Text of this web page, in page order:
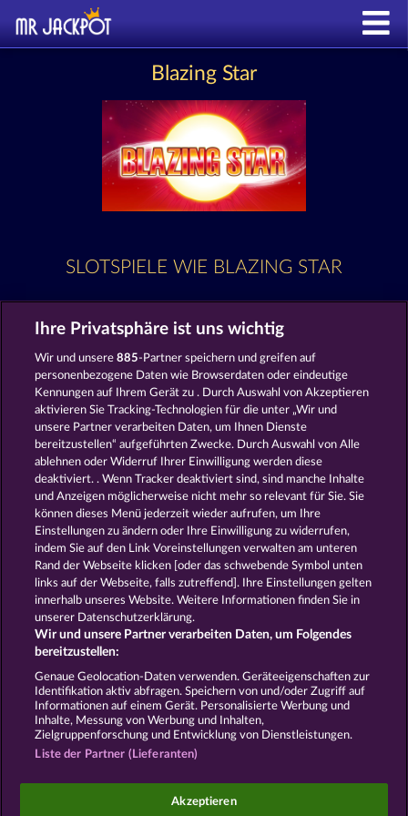
Blazing Star
SLOTSPIELE WIE BLAZING STAR
Back to the Fruits RoAR Fancy Fruits RoAR
Explodiac Maxi Play 40 Sevens Diamond Treasures
AGB Datenschutz und Cookie Richtlinien
Impressum
Widerruf einreichen
Social Casino Spiele dienen der reinen Unterhaltung
Ihre Privatsphäre ist uns wichtig
Wir und unsere885-Partner speichern und greifen auf
personenbezogene Daten wie Browserdaten oder eindeutige
Kennungen auf Ihrem Gerät zu . Durch Auswahl von Akzeptieren
aktivieren Sie Tracking-Technologien für die unter „Wir und
unsere Partner verarbeiten Daten, um Ihnen Dienste
bereitzustellen“ aufgeführten Zwecke. Durch Auswahl von Alle
ablehnen oder Widerruf Ihrer Einwilligung werden diese
deaktiviert. . Wenn Tracker deaktiviert sind, sind manche Inhalte
und Anzeigen möglicherweise nicht mehr so ​​relevant für Sie. Sie
können dieses Menü jederzeit wieder aufrufen, um Ihre
Einstellungen zu ändern oder Ihre Einwilligung zu widerrufen,
indem Sie auf den Link Voreinstellungen verwalten am unteren
Rand der Webseite klicken [oder das schwebende Symbol unten
links auf der Webseite, falls zutreffend]. Ihre Einstellungen gelten
innerhalb unseres Website. Weitere Informationen finden Sie in
unserer Datenschutzerklärung.
Wir und unsere Partner verarbeiten Daten, um Folgendes
bereitzustellen:
Genaue Geolocation-Daten verwenden. Geräteeigenschaften zur
Identifikation aktiv abfragen. Speichern von und/oder Zugriff auf
Informationen auf einem Gerät. Personalisierte Werbung und
Inhalte, Messung von Werbung und Inhalten,
Zielgruppenforschung und Entwicklung von Dienstleistungen.
Liste der Partner (Lieferanten)
Akzeptieren